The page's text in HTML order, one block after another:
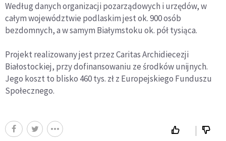
Według danych organizacji pozarządowych i urzędów, w
całym województwie podlaskim jest ok. 900 osób
bezdomnych, a w samym Białymstoku ok. pół tysiąca.
Projekt realizowany jest przez Caritas Archidiecezji
Białostockiej, przy dofinansowaniu ze środków unijnych.
Jego koszt to blisko 460 tys. zł z Europejskiego Funduszu
Społecznego.